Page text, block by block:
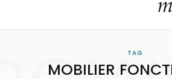
TAG
MOBILIER